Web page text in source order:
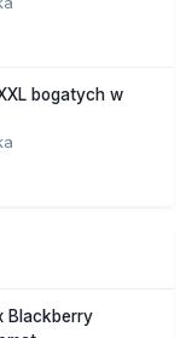
postulaty
z
fachowej
niszczeniem
mogli by już na
bogatych w
Blackberry